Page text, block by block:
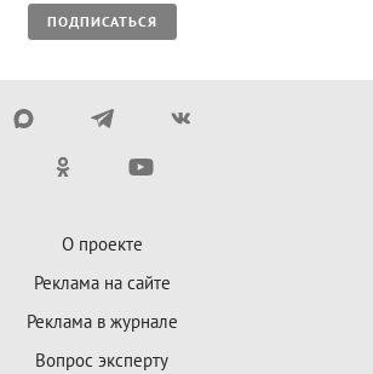
ПОДПИСАТЬСЯ
О проекте
Реклама на сайте
Реклама в журнале
Вопрос эксперту